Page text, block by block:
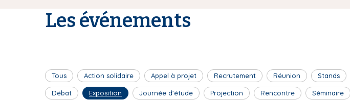
Les événements
Tous Action solidaire Appel à projet Recrutement Réunion Stands
Débat Exposition Journée d'étude Projection Rencontre Séminaire